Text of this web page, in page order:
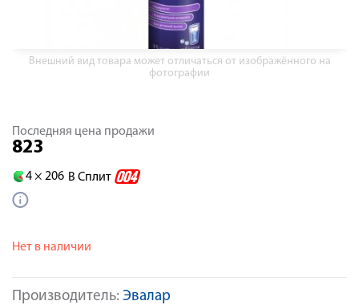
Внешний вид товара может отличаться от изображённого на
фотографии
Производитель: Эвалар
Последняя цена продажи
823
4 × 206 В Сплит
Нет в наличии